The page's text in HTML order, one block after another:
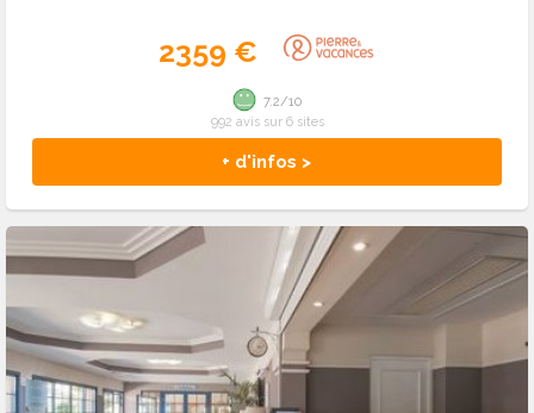
2359 €
+ d'infos >
7.2/10
992 avis sur 6 sites